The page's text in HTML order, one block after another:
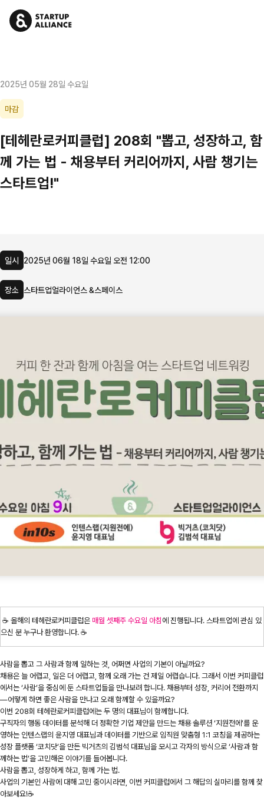
2025년 05월 28일 수요일
마감
[테헤란로커피클럽] 208회 "뽑고, 성장하고, 함
께 가는 법 - 채용부터 커리어까지, 사람 챙기는
스타트업!"
일시 2025년 06월 18일 수요일 오전 12:00
장소 스타트업얼라이언스 &스페이스
☕️ 올해의 테헤란로커피클럽은 매월 셋째주 수요일 아침 에 진행됩니다. 스타트업에 관심 있
으신 분 누구나 환영합니다. ☕️
사람을 뽑고 그 사람과 함께 일하는 것, 어쩌면 사업의 기본이 아닐까요?
채용은 늘 어렵고, 일은 더 어렵고, 함께 오래 가는 건 제일 어렵습니다. 그래서 이번 커피클럽
에서는 ‘사람’을 중심에 둔 스타트업들을 만나보려 합니다. 채용부터 성장, 커리어 전환까지
—어떻게 하면 좋은 사람을 만나고 오래 함께할 수 있을까요?
이번 208회 테헤란로커피클럽에는 두 명의 대표님이 함께합니다.
구직자의 행동 데이터를 분석해 더 정확한 기업 제안을 만드는 채용 솔루션 ‘지원전에’를 운
영하는 인텐스랩의 윤지영 대표님과 데이터를 기반으로 임직원 맞춤형 1:1 코칭을 제공하는
성장 플랫폼 ‘코치닷’을 만든 빅거츠의 김범석 대표님을 모시고 각자의 방식으로 ‘사람과 함
께하는 법’을 고민해온 이야기를 들어봅니다.
사람을 뽑고, 성장하게 하고, 함께 가는 법.
사업의 기본인 사람에 대해 고민 중이시라면, 이번 커피클럽에서 그 해답의 실마리를 함께 찾
아보세요!☕️